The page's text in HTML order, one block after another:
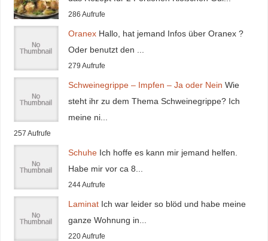
286 Aufrufe
Oranex Hallo, hat jemand Infos über Oranex ?
Oder benutzt den ...
279 Aufrufe
Schweinegrippe – Impfen – Ja oder Nein Wie
steht ihr zu dem Thema Schweinegrippe? Ich
meine ni...
257 Aufrufe
Schuhe Ich hoffe es kann mir jemand helfen.
Habe mir vor ca 8...
244 Aufrufe
Laminat Ich war leider so blöd und habe meine
ganze Wohnung in...
220 Aufrufe